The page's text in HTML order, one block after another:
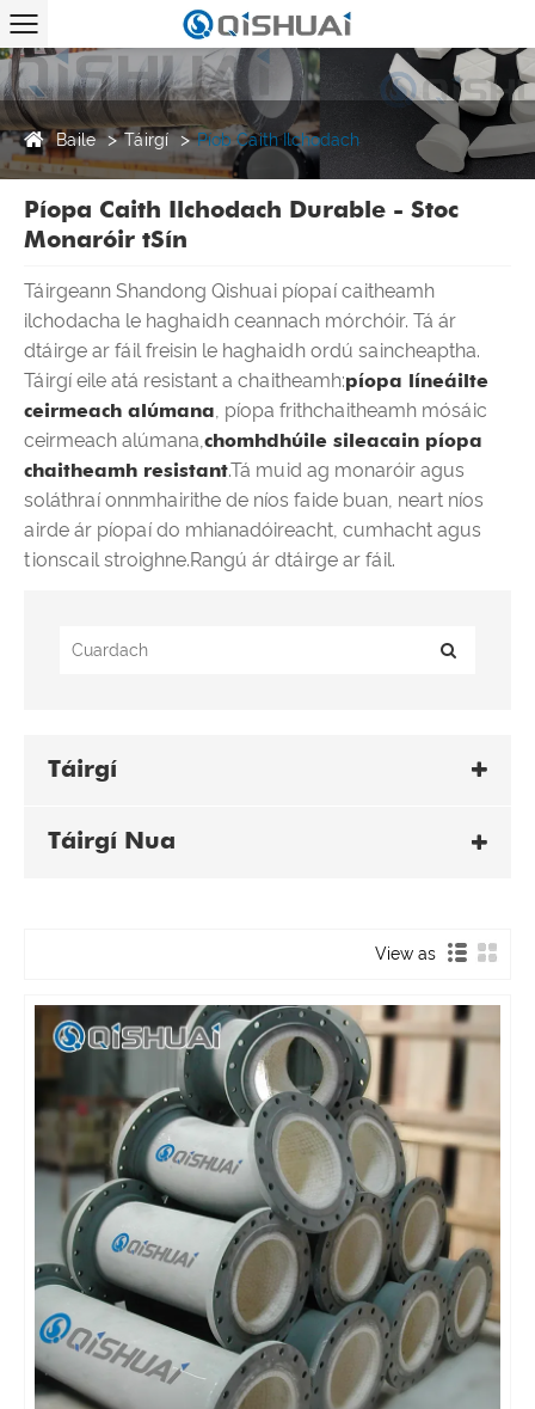
Baile Táirgí Píob Caith Ilchodach
Píopa Caith Ilchodach Durable - Stoc
Monaróir tSín
Táirgeann Shandong Qishuai píopaí caitheamh
ilchodacha le haghaidh ceannach mórchóir. Tá ár
dtáirge ar fáil freisin le haghaidh ordú saincheaptha.
Táirgí eile atá resistant a chaitheamh:píopa líneáilte
ceirmeach alúmana , píopa frithchaitheamh mósáic
ceirmeach alúmana, chomhdhúile sileacain píopa
chaitheamh resistant.Tá muid ag monaróir agus
soláthraí onnmhairithe de níos faide buan, neart níos
airde ár píopaí do mhianadóireacht, cumhacht agus
tionscail stroighne.Rangú ár dtáirge ar fáil.
Táirgí
Táirgí Nua
View as